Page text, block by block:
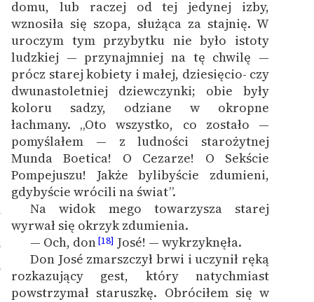
domu, lub raczej od tej jedynej izby,
wznosiła się szopa, służąca za stajnię. W
uroczym tym przybytku nie było istoty
ludzkiej — przynajmniej na tę chwilę —
prócz starej kobiety i małej, dziesięcio- czy
dwunastoletniej dziewczynki; obie były
koloru sadzy, odziane w okropne
łachmany. „Oto wszystko, co zostało —
pomyślałem — z ludności starożytnej
Munda Boetica! O Cezarze! O Sekście
Pompejuszu! Jakże bylibyście zdumieni,
gdybyście wrócili na świat”.
Na widok mego towarzysza starej
wyrwał się okrzyk zdumienia.
— Och, don[18] José! — wykrzyknęła.
Don José zmarszczył brwi i uczynił ręką
rozkazujący gest, który natychmiast
powstrzymał staruszkę. Obróciłem się w